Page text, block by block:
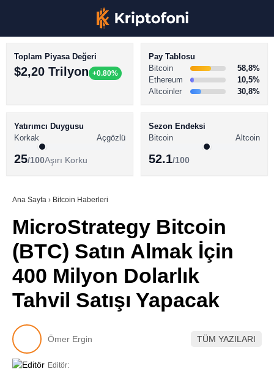
Youtube
TikTok
BİTCOİN HABERLERİ
ALTCOİN HABERLERİ
SÖZLÜK
Toplam Piyasa Değeri
$2,20 Trilyon +0.80%
Pay Tablosu
Bitcoin
58,8%
Ethereum
10,5%
Altcoinler
30,8%
Yatırımcı Duygusu
Korkak
Açgözlü
25/100Aşırı Korku
Sezon Endeksi
Bitcoin
Altcoin
52.1/100
Ana Sayfa › Bitcoin Haberleri
MicroStrategy Bitcoin
(BTC) Satın Almak İçin
400 Milyon Dolarlık
Tahvil Satışı Yapacak
Ömer Ergin TÜM YAZILARI
Editör: